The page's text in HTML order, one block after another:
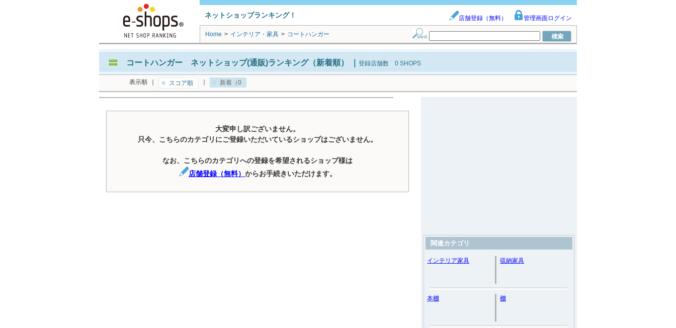
ネットショップランキング！ 店舗登録（無料） 管理画面ログイン
Home > インテリア・家具 > コートハンガー
コートハンガー ネットショップ(通販)ランキング（新着順） 登録店舗数 0 SHOPS
表示順 スコア順 新着（0
大変申し訳ございません。
只今、こちらのカテゴリにご登録いただいているショップはございません。
なお、こちらのカテゴリへの登録を希望されるショップ様は
店舗登録（無料） からお手続きいただけます。
関連カテゴリ
インテリア家具 収納家具
本棚 棚